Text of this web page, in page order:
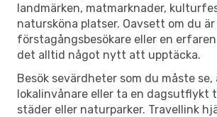
landmärken, matmarknader,
natursköna platser. Oavsett om du är
förstagångsbesökare eller en
det alltid något nytt att upptäcka.
Besök sevärdheter som du måste se,
lokalinvånare eller ta en dagsutflykt
städer eller naturparker. Travellink